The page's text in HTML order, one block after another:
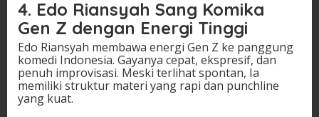
4. Edo Riansyah Sang Komika
Gen Z dengan Energi Tinggi
Edo Riansyah membawa energi Gen Z ke panggung
komedi Indonesia. Gayanya cepat, ekspresif, dan
penuh improvisasi. Meski terlihat spontan, Ia
memiliki struktur materi yang rapi dan punchline
yang kuat.